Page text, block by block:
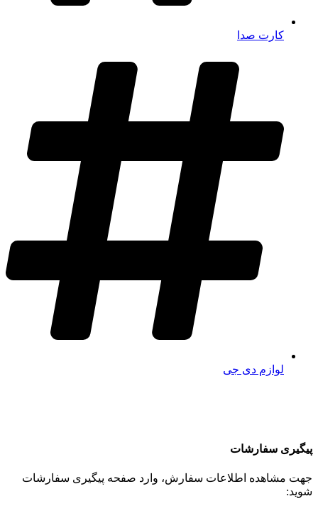
کارت صدا
لوازم دی جی
پیگیری سفارشات
جهت مشاهده اطلاعات سفارش، وارد صفحه پیگیری سفارشات
شوید: